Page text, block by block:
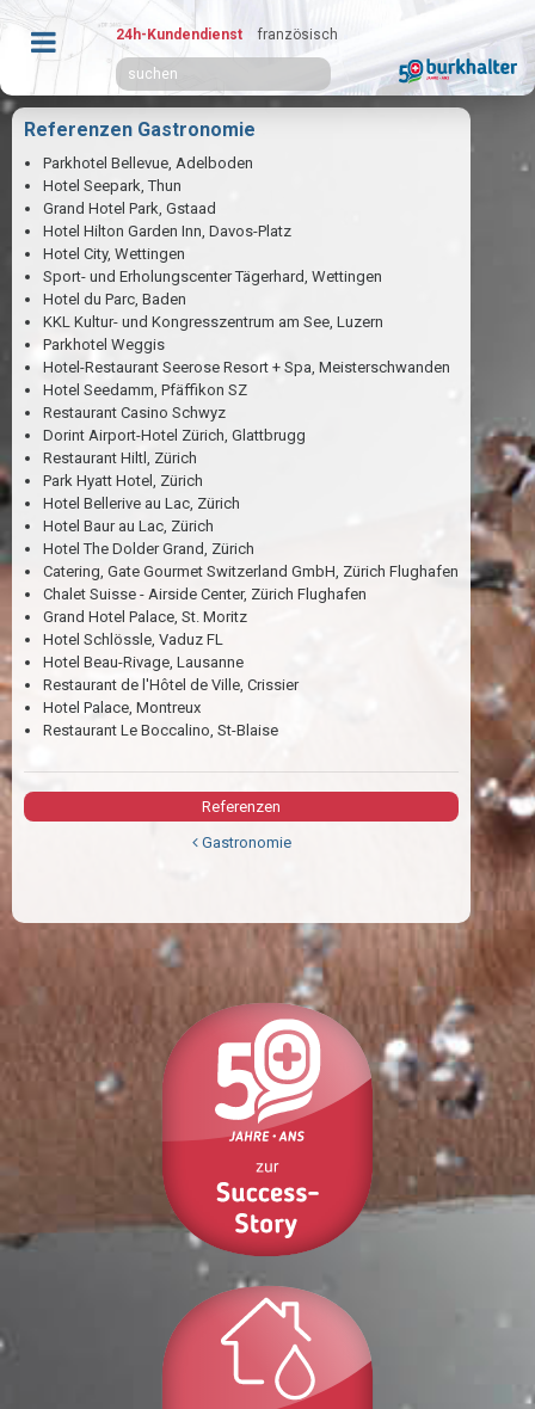
24h-Kundendienst französisch
Referenzen Gastronomie
Parkhotel Bellevue, Adelboden
Hotel Seepark, Thun
Grand Hotel Park, Gstaad
Hotel Hilton Garden Inn, Davos-Platz
Hotel City, Wettingen
Sport- und Erholungscenter Tägerhard, Wettingen
Hotel du Parc, Baden
KKL Kultur- und Kongresszentrum am See, Luzern
Parkhotel Weggis
Hotel-Restaurant Seerose Resort + Spa, Meisterschwanden
Hotel Seedamm, Pfäffikon SZ
Restaurant Casino Schwyz
Dorint Airport-Hotel Zürich, Glattbrugg
Restaurant Hiltl, Zürich
Park Hyatt Hotel, Zürich
Hotel Bellerive au Lac, Zürich
Hotel Baur au Lac, Zürich
Hotel The Dolder Grand, Zürich
Catering, Gate Gourmet Switzerland GmbH, Zürich Flughafen
Chalet Suisse - Airside Center, Zürich Flughafen
Grand Hotel Palace, St. Moritz
Hotel Schlössle, Vaduz FL
Hotel Beau-Rivage, Lausanne
Restaurant de l'Hôtel de Ville, Crissier
Hotel Palace, Montreux
Restaurant Le Boccalino, St-Blaise
Referenzen
Gastronomie